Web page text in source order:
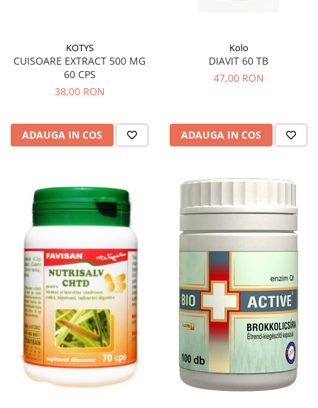
KOTYS
CUISOARE EXTRACT 500 MG
60 CPS
38,00 RON
ADAUGA IN COS
Kolo
DIAVIT 60 TB
47,00 RON
ADAUGA IN COS